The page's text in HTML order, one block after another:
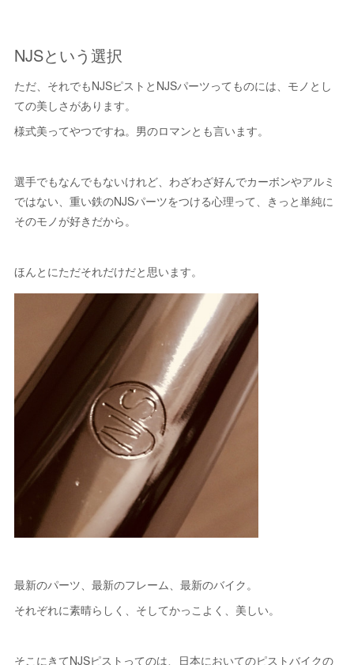
NJSという選択
ただ、それでもNJSピストとNJSパーツってものには、モノとし
ての美しさがあります。
様式美ってやつですね。男のロマンとも言います。
選手でもなんでもないけれど、わざわざ好んでカーボンやアルミ
ではない、重い鉄のNJSパーツをつける心理って、きっと単純に
そのモノが好きだから。
ほんとにただそれだけだと思います。
最新のパーツ、最新のフレーム、最新のバイク。
それぞれに素晴らしく、そしてかっこよく、美しい。
そこにきてNJSピストってのは、日本においてのピストバイクの